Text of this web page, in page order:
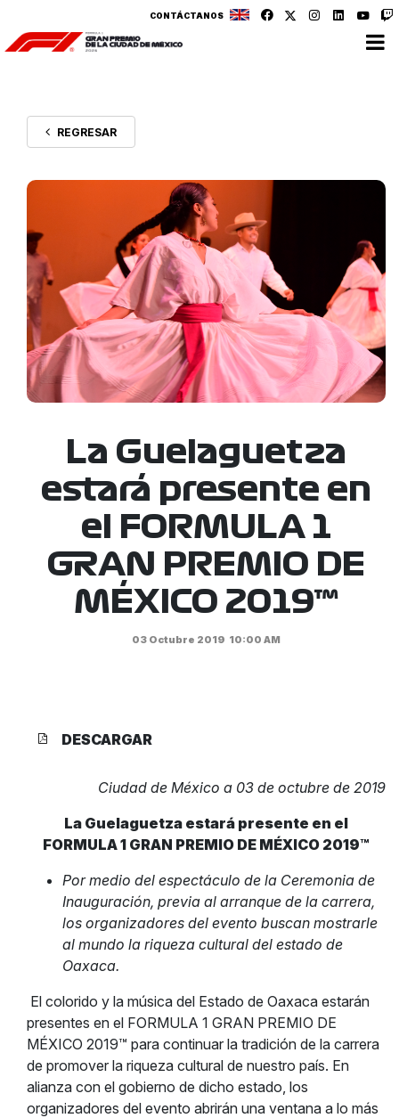
CONTÁCTANOS
REGRESAR
La Guelaguetza
estará presente en
el FORMULA 1
GRAN PREMIO DE
MÉXICO 2019™
03 Octubre 2019 10:00 AM
DESCARGAR
Ciudad de México a 03 de octubre de 2019
La Guelaguetza estará presente en el
FORMULA 1 GRAN PREMIO DE MÉXICO 2019™
Por medio del espectáculo de la Ceremonia de
Inauguración, previa al arranque de la carrera,
los organizadores del evento buscan mostrarle
al mundo la riqueza cultural del estado de
Oaxaca.
El colorido y la música del Estado de Oaxaca estarán
presentes en el FORMULA 1 GRAN PREMIO DE
MÉXICO 2019™ para continuar la tradición de la carrera
de promover la riqueza cultural de nuestro país. En
alianza con el gobierno de dicho estado, los
organizadores del evento abrirán una ventana a lo más